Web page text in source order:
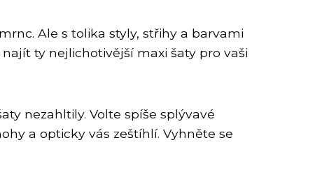
Ale s tolika styly, střihy a barvami
ty nejlichotivější maxi šaty pro vaši
nezahltily. Volte spíše splývavé
a opticky vás zeštíhlí. Vyhněte se